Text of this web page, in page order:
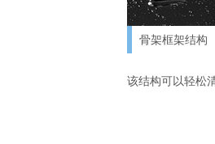
骨架框架结构
该结构可以轻松